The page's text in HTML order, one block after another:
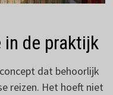
de praktijk
dat behoorlijk
reizen. Het hoeft niet